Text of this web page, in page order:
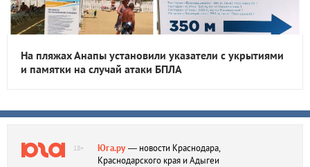
На пляжах Анапы установили указатели с укрытиями
и памятки на случай атаки БПЛА
18+ Юга.ру— новости Краснодара,
Краснодарского края и Адыгеи